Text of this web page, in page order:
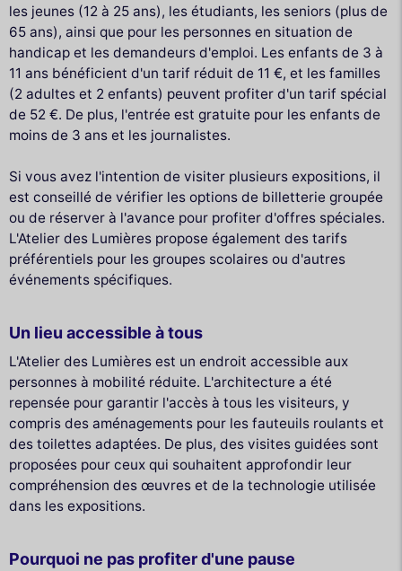
les jeunes (12 à 25 ans), les étudiants, les seniors (plus de
65 ans), ainsi que pour les personnes en situation de
handicap et les demandeurs d'emploi. Les enfants de 3 à
11 ans bénéficient d'un tarif réduit de 11 €, et les familles
(2 adultes et 2 enfants) peuvent profiter d'un tarif spécial
de 52 €. De plus, l'entrée est gratuite pour les enfants de
moins de 3 ans et les journalistes.
Si vous avez l'intention de visiter plusieurs expositions, il
est conseillé de vérifier les options de billetterie groupée
ou de réserver à l'avance pour profiter d'offres spéciales.
L'Atelier des Lumières propose également des tarifs
préférentiels pour les groupes scolaires ou d'autres
événements spécifiques.
Un lieu accessible à tous
L'Atelier des Lumières est un endroit accessible aux
personnes à mobilité réduite. L'architecture a été
repensée pour garantir l'accès à tous les visiteurs, y
compris des aménagements pour les fauteuils roulants et
des toilettes adaptées. De plus, des visites guidées sont
proposées pour ceux qui souhaitent approfondir leur
compréhension des œuvres et de la technologie utilisée
dans les expositions.
Pourquoi ne pas profiter d'une pause